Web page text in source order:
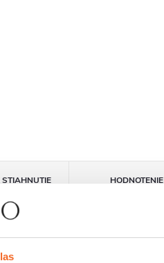
HODNOTENIE